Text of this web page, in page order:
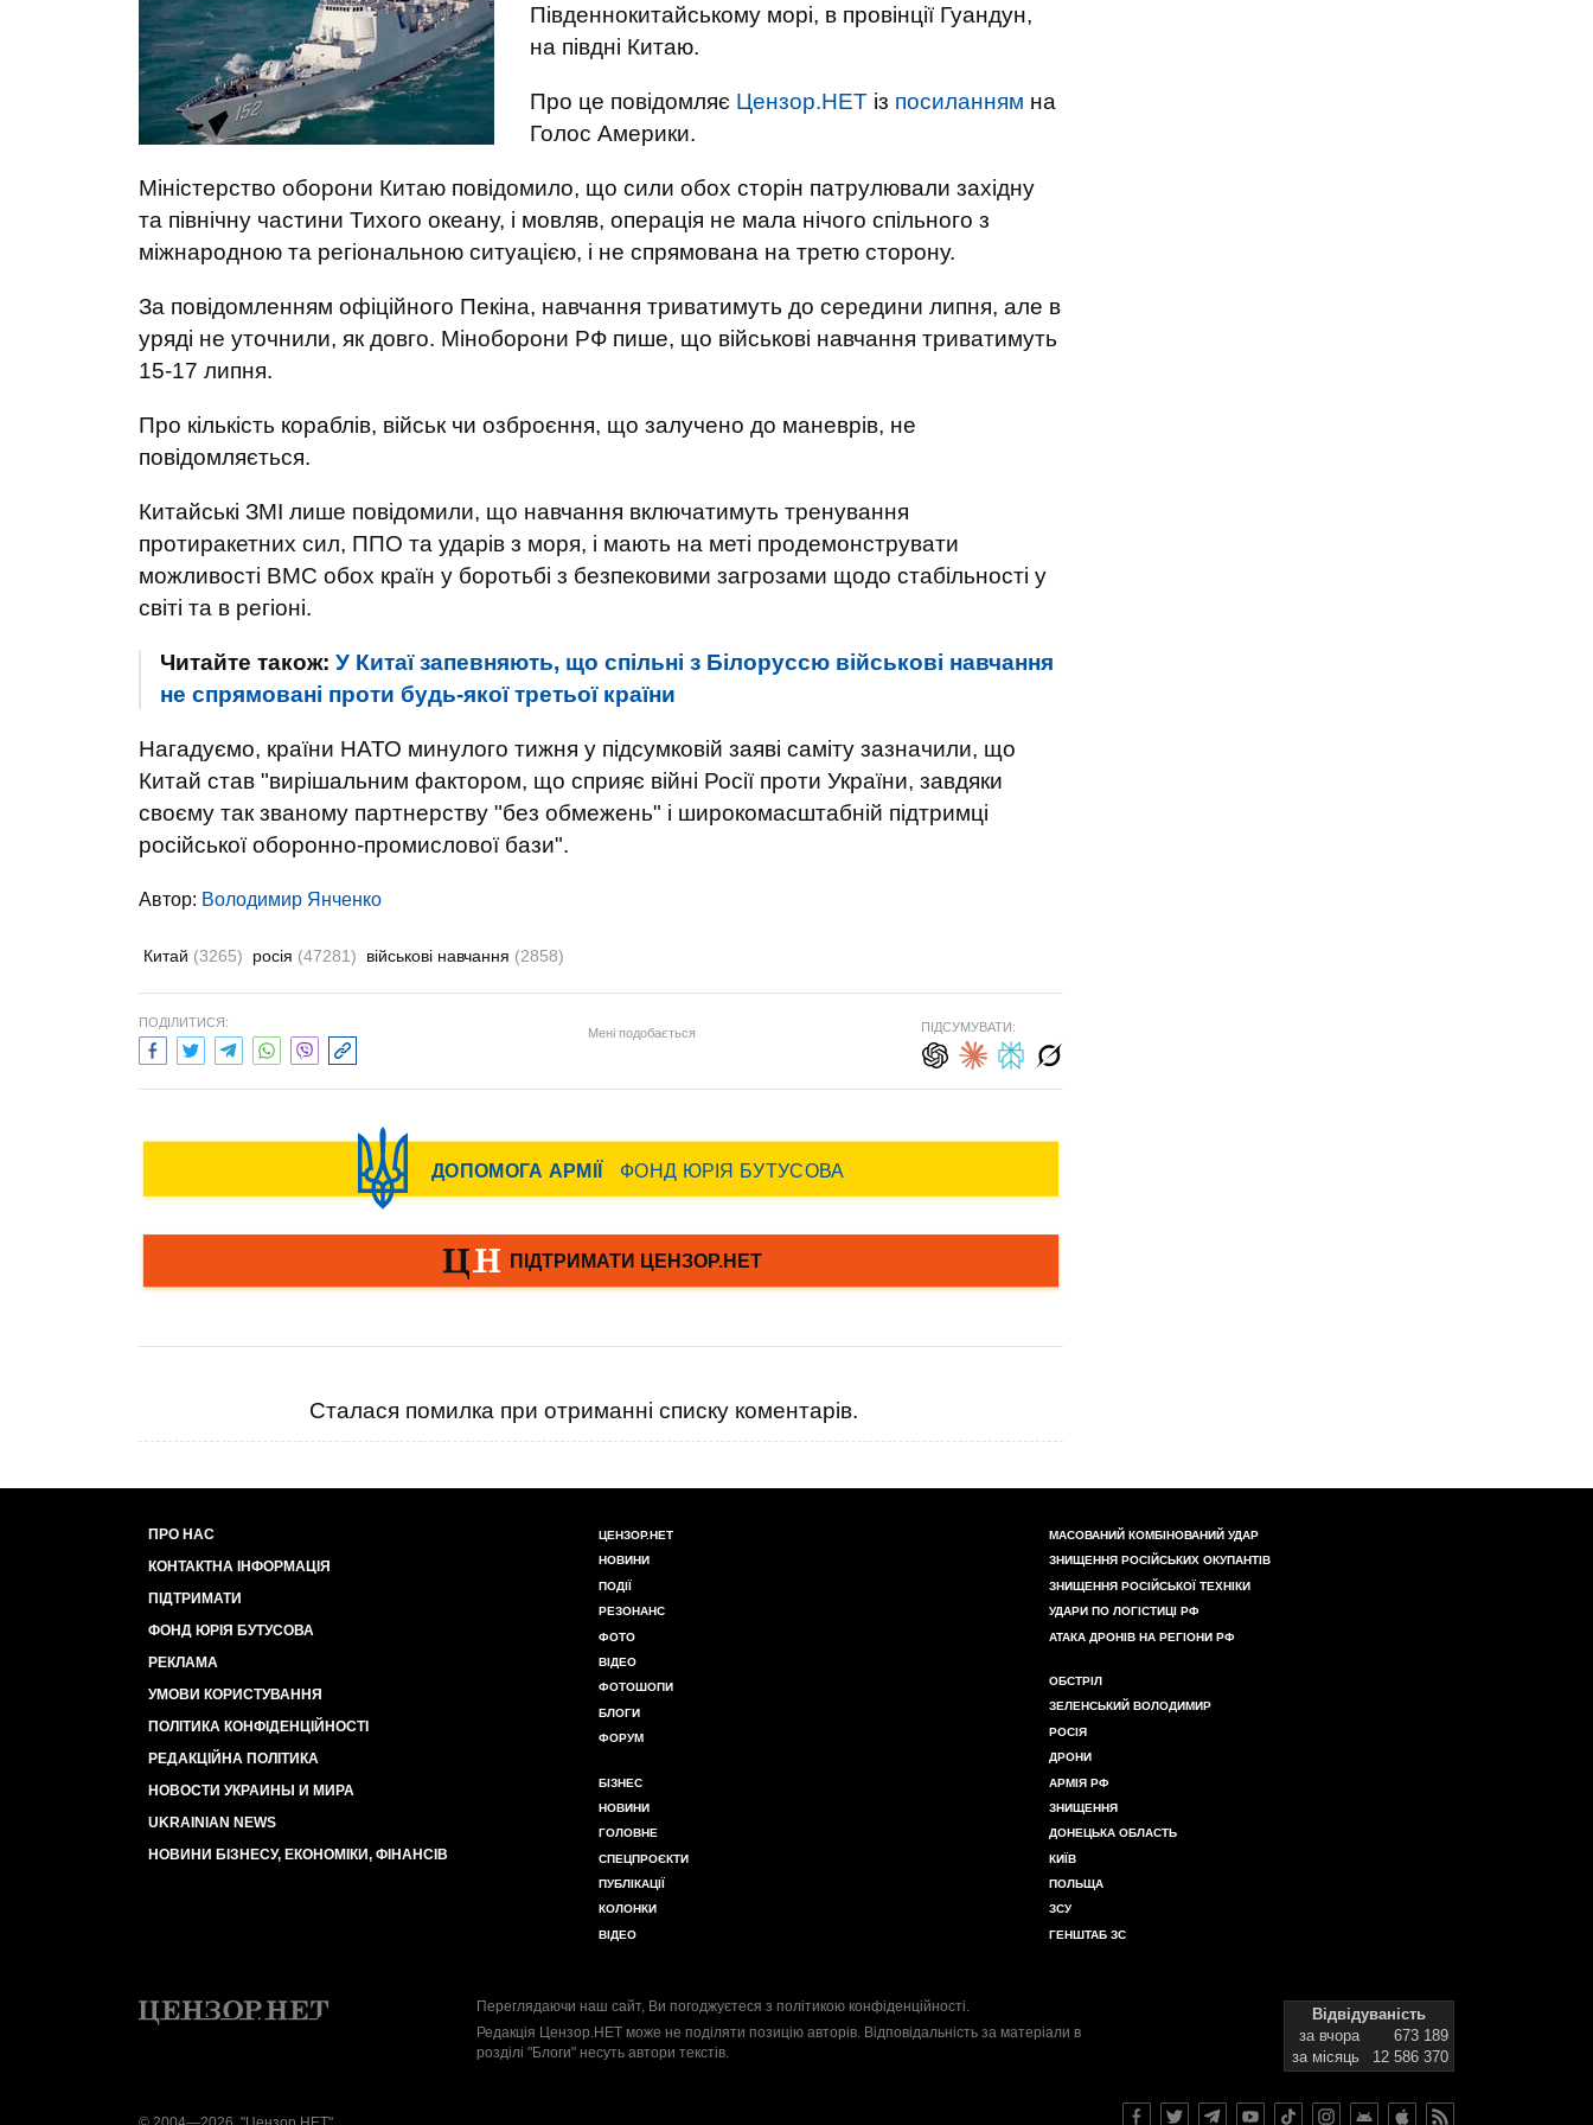
Південнокитайському морі, в провінції Гуандун,
на півдні Китаю.
Про це повідомляє Цензор.НЕТ із посиланням на
Голос Америки.
Міністерство оборони Китаю повідомило, що сили обох сторін патрулювали західну
та північну частини Тихого океану, і мовляв, операція не мала нічого спільного з
міжнародною та регіональною ситуацією, і не спрямована на третю сторону.
За повідомленням офіційного Пекіна, навчання триватимуть до середини липня, але в
уряді не уточнили, як довго. Міноборони РФ пише, що військові навчання триватимуть
15-17 липня.
Про кількість кораблів, військ чи озброєння, що залучено до маневрів, не
повідомляється.
Китайські ЗМІ лише повідомили, що навчання включатимуть тренування
протиракетних сил, ППО та ударів з моря, і мають на меті продемонструвати
можливості ВМС обох країн у боротьбі з безпековими загрозами щодо стабільності у
світі та в регіоні.
Читайте також: У Китаї запевняють, що спільні з Білоруссю військові навчання
не спрямовані проти будь-якої третьої країни
Нагадуємо, країни НАТО минулого тижня у підсумковій заяві саміту зазначили, що
Китай став "вирішальним фактором, що сприяє війні Росії проти України, завдяки
своєму так званому партнерству "без обмежень" і широкомасштабній підтримці
російської оборонно-промислової бази".
Автор: Володимир Янченко
Китай (3265) росія (47281) військові навчання (2858)
ПОДІЛИТИСЯ:
Мені подобається ПІДСУМУВАТИ:
Сталася помилка при отриманні списку коментарів.
ПРО НАС
КОНТАКТНА ІНФОРМАЦІЯ
ПІДТРИМАТИ
ФОНД ЮРІЯ БУТУСОВА
РЕКЛАМА
УМОВИ КОРИСТУВАННЯ
ПОЛІТИКА КОНФІДЕНЦІЙНОСТІ
РЕДАКЦІЙНА ПОЛІТИКА
НОВОСТИ УКРАИНЫ И МИРА
UKRAINIAN NEWS
НОВИНИ БІЗНЕСУ, ЕКОНОМІКИ, ФІНАНСІВ
ЦЕНЗОР.НЕТ
НОВИНИ
ПОДІЇ
РЕЗОНАНС
ФОТО
ВІДЕО
ФОТОШОПИ
БЛОГИ
ФОРУМ
БІЗНЕС
НОВИНИ
ГОЛОВНЕ
СПЕЦПРОЄКТИ
ПУБЛІКАЦІЇ
КОЛОНКИ
ВІДЕО
МАСОВАНИЙ КОМБІНОВАНИЙ УДАР
ЗНИЩЕННЯ РОСІЙСЬКИХ ОКУПАНТІВ
ЗНИЩЕННЯ РОСІЙСЬКОЇ ТЕХНІКИ
УДАРИ ПО ЛОГІСТИЦІ РФ
АТАКА ДРОНІВ НА РЕГІОНИ РФ
ОБСТРІЛ
ЗЕЛЕНСЬКИЙ ВОЛОДИМИР
РОСІЯ
ДРОНИ
АРМІЯ РФ
ЗНИЩЕННЯ
ДОНЕЦЬКА ОБЛАСТЬ
КИЇВ
ПОЛЬЩА
ЗСУ
ГЕНШТАБ ЗС
Переглядаючи наш сайт, Ви погоджуєтеся з політикою конфіденційності.
Редакція Цензор.НЕТ може не поділяти позицію авторів. Відповідальність за матеріали в
розділі "Блоги" несуть автори текстів.
Відвідуваність
за вчора
673 189
за місяць
12 586 370